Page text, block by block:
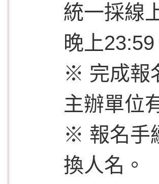
統一採線
晚上
※ 完成報
主辦單位
※ 報名手
換人名。